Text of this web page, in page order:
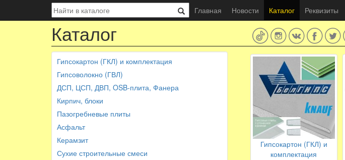
Главная Новости Каталог Реквизиты
Каталог
Гипсокартон (ГКЛ) и комплектация
Гипсоволокно (ГВЛ)
ДСП, ЦСП, ДВП, OSB-плита, Фанера
Кирпич, блоки
Пазогребневые плиты
Асфальт
Керамзит
Сухие строительные смеси
Гипсокартон (ГКЛ) и
комплектация